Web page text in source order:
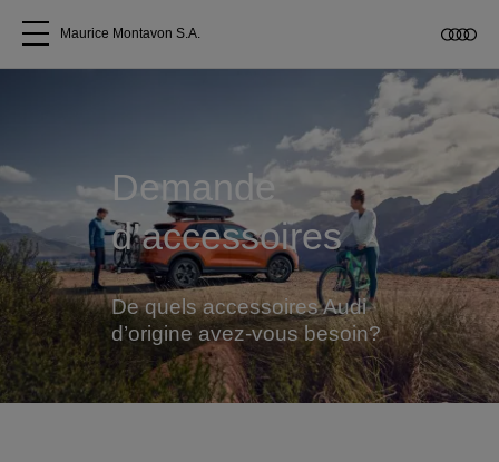
A propos
Acheter une Audi
Service
Accessoires Audi d'origine
Maurice Montavon S.A.
Demande
d’accessoires
De quels accessoires Audi
d’origine avez-vous besoin?